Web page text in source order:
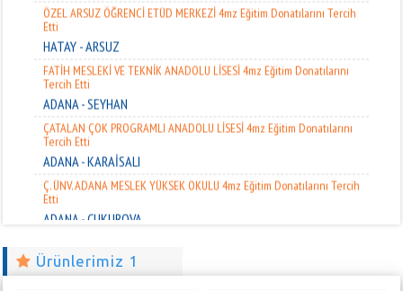
ÖZEL ARSUZ ÖĞRENCİ ETÜD MERKEZİ 4mz Eğitim Donatılarını Tercih
Etti
HATAY - ARSUZ
FATİH MESLEKİ VE TEKNİK ANADOLU LİSESİ 4mz Eğitim Donatılarını
Tercih Etti
ADANA - SEYHAN
ÇATALAN ÇOK PROGRAMLI ANADOLU LİSESİ 4mz Eğitim Donatılarını
Tercih Etti
ADANA - KARAİSALI
Ç. ÜNV. ADANA MESLEK YÜKSEK OKULU 4mz Eğitim Donatılarını Tercih
Etti
ADANA - ÇUKUROVA
Tercih Etti
HATAY - PAYAS
Ürünlerimiz 1